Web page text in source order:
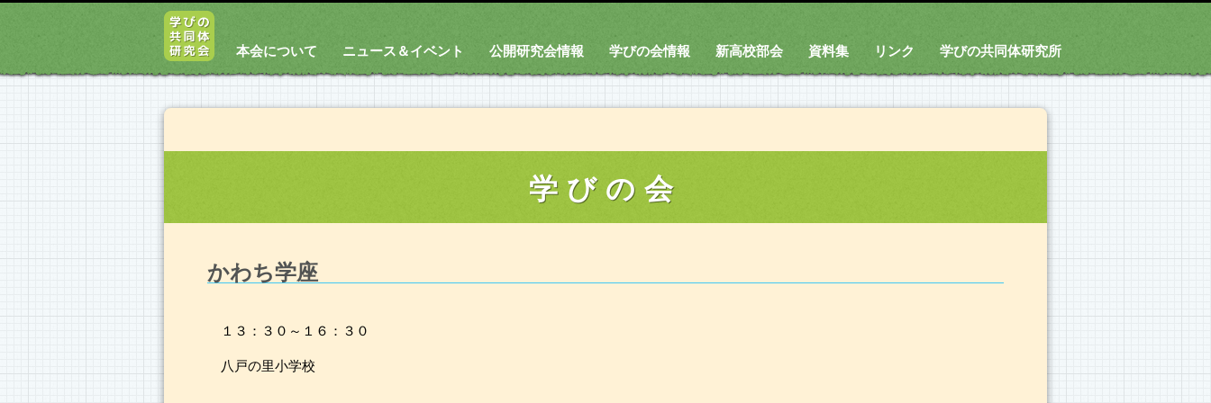
本会について ニュース＆イベント 公開研究会情報 学びの会情報 新高校部会 資料集 リンク 学びの共同体研究所
学びの会
かわち学座
１３：３０～１６：３０
八戸の里小学校